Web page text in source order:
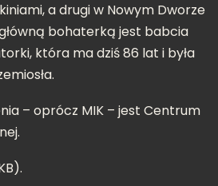
a drugi w Nowym Dworze
bohaterką jest babcia
która ma dziś 86 lat i była
– oprócz MIK – jest Centrum
.